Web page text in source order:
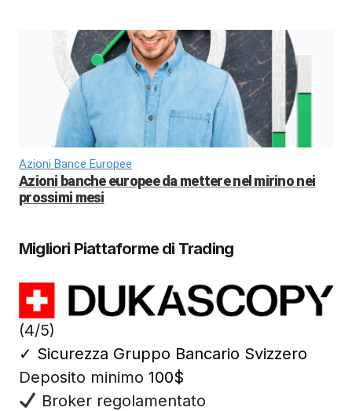
Azioni Bance Europee
Azioni banche europee da mettere nel mirino nei
prossimi mesi
Migliori Piattaforme di Trading
(4/5)
✓ Sicurezza Gruppo Bancario Svizzero
Deposito minimo 100$
Broker regolamentato